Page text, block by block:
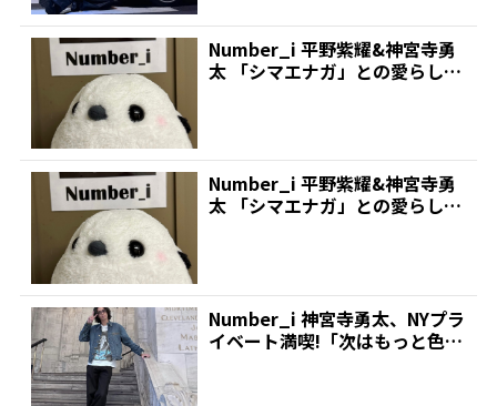
Number_i 平野紫耀&神宮寺勇
太 「シマエナガ」との愛らしい
Number_i 平野紫耀&神宮寺勇
太 「シマエナガ」との愛らしい
Number_i 神宮寺勇太、NYプラ
イベート満喫!「次はもっと色ん